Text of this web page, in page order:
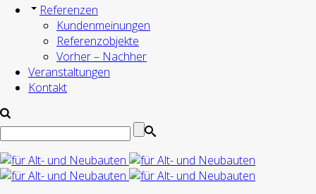
Referenzen
Kundenmeinungen
Referenzobjekte
Vorher – Nachher
Veranstaltungen
Kontakt